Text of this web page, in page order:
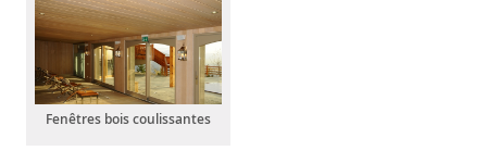
Fenêtres bois coulissantes